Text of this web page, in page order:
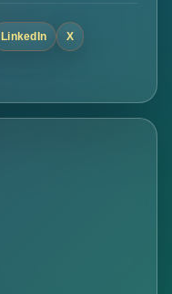
LinkedIn X